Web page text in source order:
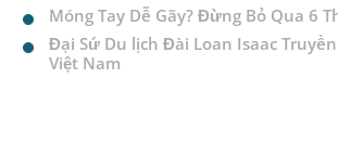
Móng Tay Dễ Gãy? Đừng Bỏ Qua 6
Đại Sứ Du lịch Đài Loan Isaac
Việt Nam